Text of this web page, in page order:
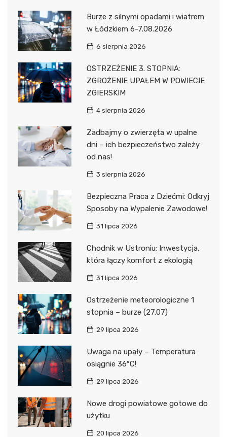
Burze z silnymi opadami i wiatrem
w Łódzkiem 6-7.08.2026
6 sierpnia 2026
OSTRZEŻENIE 3. STOPNIA:
ZGROŻENIE UPAŁEM W POWIECIE
ZGIERSKIM
4 sierpnia 2026
Zadbajmy o zwierzęta w upalne
dni – ich bezpieczeństwo zależy
od nas!
3 sierpnia 2026
Bezpieczna Praca z Dziećmi: Odkryj
Sposoby na Wypalenie Zawodowe!
31 lipca 2026
Chodnik w Ustroniu: Inwestycja,
która łączy komfort z ekologią
31 lipca 2026
Ostrzeżenie meteorologiczne 1
stopnia – burze (27.07)
29 lipca 2026
Uwaga na upały – Temperatura
osiągnie 36°C!
29 lipca 2026
Nowe drogi powiatowe gotowe do
użytku
20 lipca 2026